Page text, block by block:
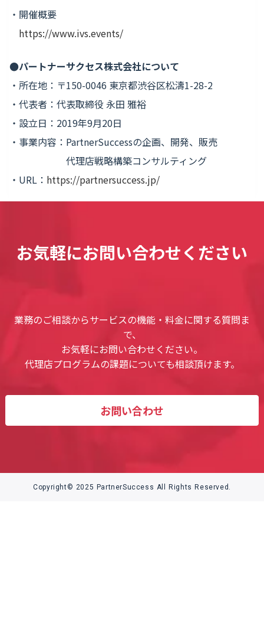
・開催概要
https://www.ivs.events/
●パートナーサクセス株式会社について
・所在地：〒150-0046 東京都渋谷区松濤1-28-2
・代表者：代表取締役 永田 雅裕
・設立日：2019年9月20日
・事業内容：PartnerSuccessの企画、開発、販売
代理店戦略構築コンサルティング
・URL： https://partnersuccess.jp/
お気軽にお問い合わせください
業務のご相談からサービスの機能・料金に関する質問ま
で、
お気軽にお問い合わせください。
代理店プログラムの課題についても相談頂けます。
お問い合わせ
Copyright© 2025 PartnerSuccess All Rights Reserved.